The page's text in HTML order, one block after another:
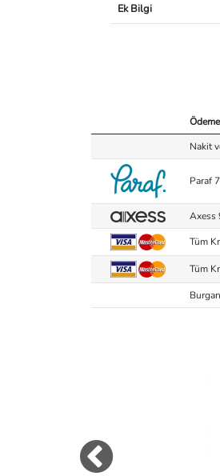
Ek Bilgi
Nakit
Paraf
Axess
Tüm
Tüm